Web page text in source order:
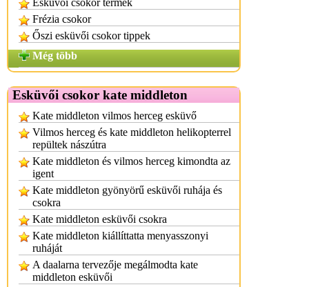
Esküvői csokor termék
Frézia csokor
Őszi esküvői csokor tippek
Még több
Esküvői csokor kate middleton
Kate middleton vilmos herceg esküvő
Vilmos herceg és kate middleton helikopterrel
repültek nászútra
Kate middleton és vilmos herceg kimondta az
igent
Kate middleton gyönyörű esküvői ruhája és
csokra
Kate middleton esküvői csokra
Kate middleton kiállíttatta menyasszonyi
ruháját
A daalarna tervezője megálmodta kate
middleton esküvői